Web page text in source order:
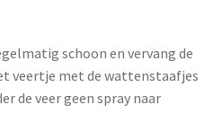
schoon en vervang de
veertje met de wattenstaafjes
de veer geen spray naar